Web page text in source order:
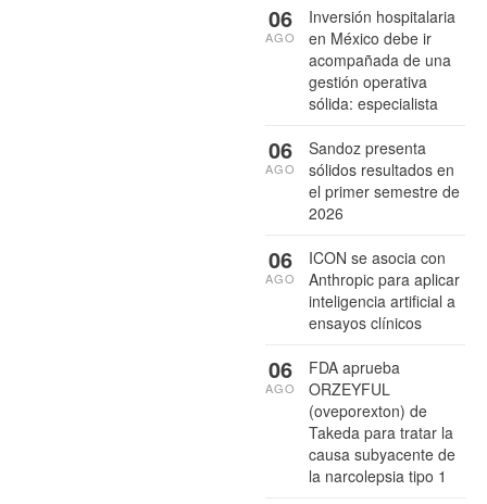
Inversión hospitalaria
en México debe ir
acompañada de una
gestión operativa
sólida: especialista
06
AGO
Sandoz presenta
sólidos resultados en
el primer semestre de
2026
06
AGO
ICON se asocia con
Anthropic para aplicar
inteligencia artificial a
ensayos clínicos
06
AGO
FDA aprueba
ORZEYFUL
(oveporexton) de
Takeda para tratar la
causa subyacente de
la narcolepsia tipo 1
06
AGO